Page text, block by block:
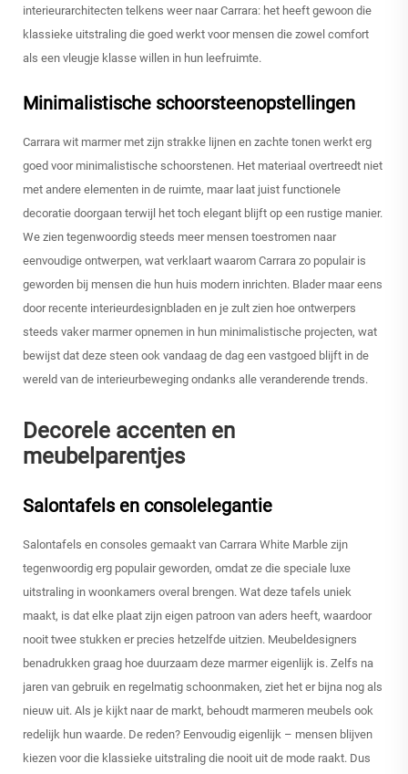
interieurarchitecten telkens weer naar Carrara: het heeft gewoon die
klassieke uitstraling die goed werkt voor mensen die zowel comfort
als een vleugje klasse willen in hun leefruimte.
Minimalistische schoorsteenopstellingen
Carrara wit marmer met zijn strakke lijnen en zachte tonen werkt erg
goed voor minimalistische schoorstenen. Het materiaal overtreedt niet
met andere elementen in de ruimte, maar laat juist functionele
decoratie doorgaan terwijl het toch elegant blijft op een rustige manier.
We zien tegenwoordig steeds meer mensen toestromen naar
eenvoudige ontwerpen, wat verklaart waarom Carrara zo populair is
geworden bij mensen die hun huis modern inrichten. Blader maar eens
door recente interieurdesignbladen en je zult zien hoe ontwerpers
steeds vaker marmer opnemen in hun minimalistische projecten, wat
bewijst dat deze steen ook vandaag de dag een vastgoed blijft in de
wereld van de interieurbeweging ondanks alle veranderende trends.
Decorele accenten en
meubelparentjes
Salontafels en consolelegantie
Salontafels en consoles gemaakt van Carrara White Marble zijn
tegenwoordig erg populair geworden, omdat ze die speciale luxe
uitstraling in woonkamers overal brengen. Wat deze tafels uniek
maakt, is dat elke plaat zijn eigen patroon van aders heeft, waardoor
nooit twee stukken er precies hetzelfde uitzien. Meubeldesigners
benadrukken graag hoe duurzaam deze marmer eigenlijk is. Zelfs na
jaren van gebruik en regelmatig schoonmaken, ziet het er bijna nog als
nieuw uit. Als je kijkt naar de markt, behoudt marmeren meubels ook
redelijk hun waarde. De reden? Eenvoudig eigenlijk – mensen blijven
kiezen voor die klassieke uitstraling die nooit uit de mode raakt. Dus